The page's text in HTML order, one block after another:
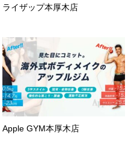
ライザップ本厚木店
Apple GYM本厚木店